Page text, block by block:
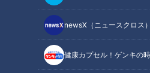
newsX（ニュースクロス）
健康カプセル！ゲンキの
最強スポット
記事に